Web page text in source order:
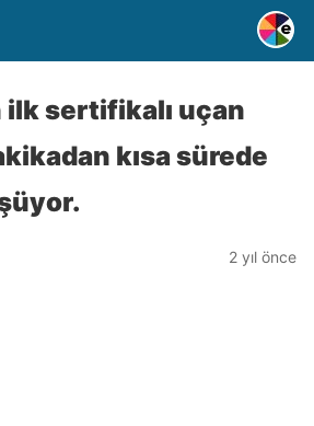
ilk sertifikalı uçan
kısa sürede
2 yıl önce